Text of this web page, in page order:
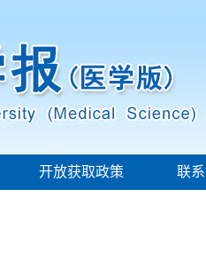
开放获取政策 联系